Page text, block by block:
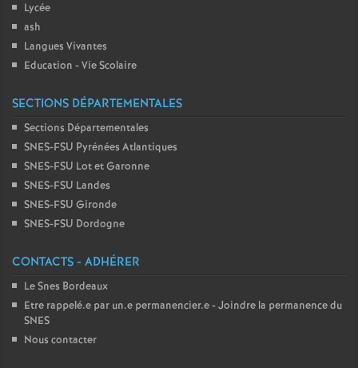
Lycée
ash
Langues Vivantes
Education - Vie Scolaire
SECTIONS DÉPARTEMENTALES
Sections Départementales
SNES-FSU Pyrénées Atlantiques
SNES-FSU Lot et Garonne
SNES-FSU Landes
SNES-FSU Gironde
SNES-FSU Dordogne
CONTACTS - ADHÉRER
Le Snes Bordeaux
Etre rappelé.e par un.e permanencier.e - Joindre la permanence du
SNES
Nous contacter